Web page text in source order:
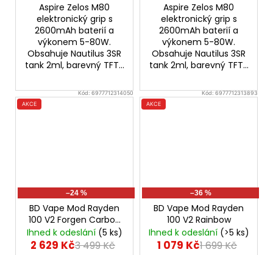
Aspire Zelos M80
elektronický grip s
2600mAh baterií a
výkonem 5-80W.
Obsahuje Nautilus 3SR
tank 2ml, barevný TFT...
Aspire Zelos M80
elektronický grip s
2600mAh baterií a
výkonem 5-80W.
Obsahuje Nautilus 3SR
tank 2ml, barevný TFT...
Kód:6977712314050
AKCE
–24 %
BD Vape Mod Rayden
100 V2 Forgen Carbon
Fiber
Ihned k odeslání (5 ks)
2 629 Kč3 499 Kč
Kód:6977712313893
AKCE
–36 %
BD Vape Mod Rayden
100 V2 Rainbow
Ihned k odeslání (>5 ks)
1 079 Kč1 699 Kč